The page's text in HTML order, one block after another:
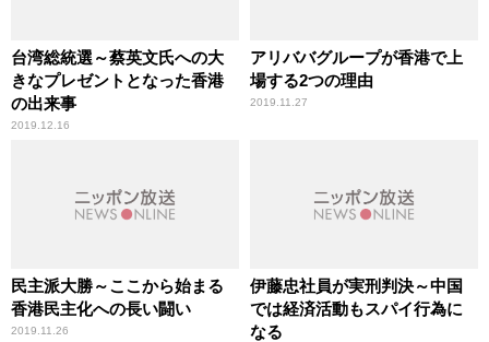
台湾総統選～蔡英文氏への大
きなプレゼントとなった香港
の出来事
2019.12.16
アリババグループが香港で上
場する2つの理由
2019.11.27
民主派大勝～ここから始まる
香港民主化への長い闘い
2019.11.26
伊藤忠社員が実刑判決～中国
では経済活動もスパイ行為に
なる